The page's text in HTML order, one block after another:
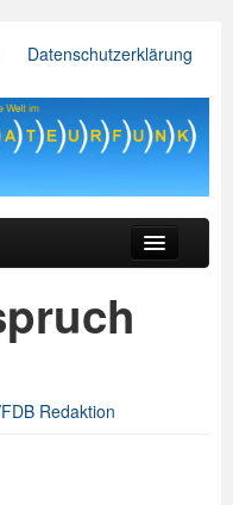
Datenschutzerklärung
Redaktion